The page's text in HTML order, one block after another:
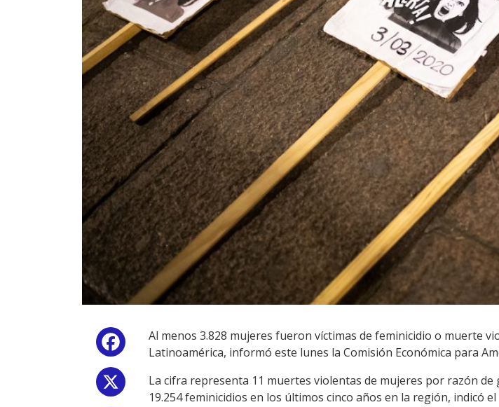
Facebook
Al menos 3.828 mujeres fueron víctimas de feminicidio o muerte
Latinoamérica, informó este lunes la Comisión Económica para
La cifra representa 11 muertes violentas de mujeres por razón
19.254 feminicidios en los últimos cinco años en la región, indicó